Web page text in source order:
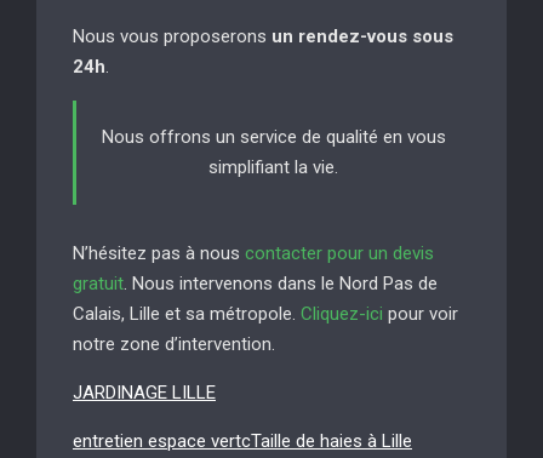
Nous vous proposerons un rendez-vous sous
24h
Nous offrons un service de qualité en vous
simplifiant la vie.
N’hésitez pas à nous contacter pour un devis
gratuit . Nous intervenons dans le Nord Pas de
Calais, Lille et sa métropole. Cliquez-ici pour voir
notre zone d’intervention.
JARDINAGE LILLE
entretien espace vertcTaille de haies à Lille